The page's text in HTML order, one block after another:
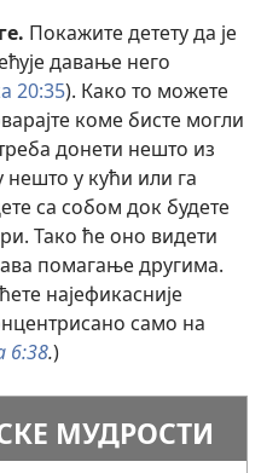
Покажите детету да је
давање него
20:35). Како то можете
коме бисте могли
донети нешто из
у кући или га
са собом док будете
Тако ће оно видети
помагање другима.
најефикасније
само на
6:38.)
МУДРОСТИ